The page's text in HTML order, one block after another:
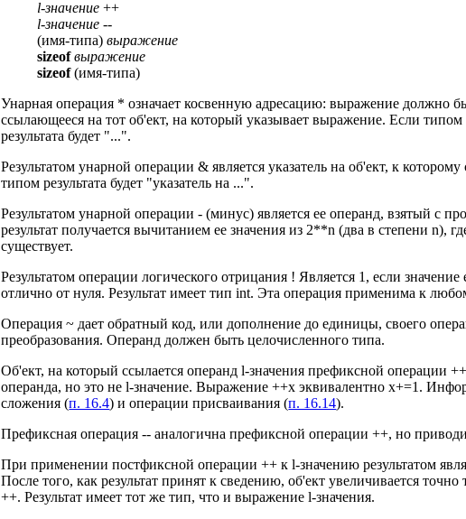
l-значение ++
l-значение --
(имя-типа)выражение
sizeof выражение
sizeof(имя-типа)
Унарная операция * означает косвенную адресацию: выражение должно
ссылающееся на тот об'ект, на который указывает выражение. Если
результата будет "...".
Результатом унарной операции & является указатель на об'ект, к
типом результата будет "указатель на ...".
Результатом унарной операции - (минус) является ее операнд, взятый с
результат получается вычитанием ее значения из 2**n (два в степени
существует.
Результатом операции логического отрицания ! Является 1, если
отлично от нуля. Результат имеет тип int. Эта операция применима к
Операция ~ дает обратный код, или дополнение до единицы, своего
преобразования. Операнд должен быть целочисленного типа.
Об'ект, на который ссылается операнд l-значения префиксной операции
операнда, но это не l-значение. Выражение ++х эквивалентно х+=1.
сложения (п. 16.4) и операции присваивания (п. 16.14).
Префиксная операция -- аналогична префиксной операции ++, но
При применении постфиксной операции ++ к l-значению результатом
После того, как результат принят к сведению, об'ект увеличивается
++. Результат имеет тот же тип, что и выражение l-значения.